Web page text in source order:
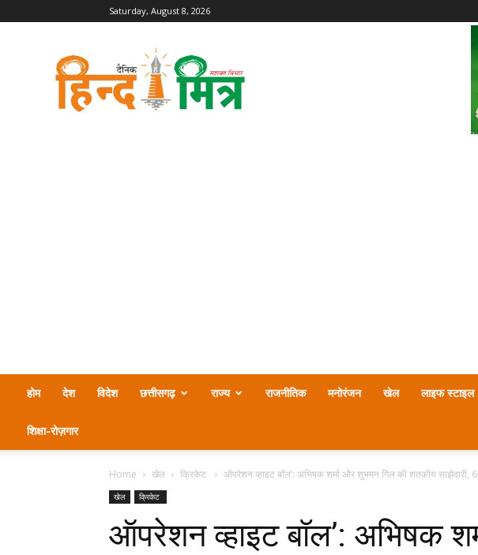
Saturday, August 8, 2026
Dainik
Hind
Mitra
होम देश विदेश छत्तीसगढ़ राज्य राजनीतिक मनोरंजन खेल लाइफ स्टाइल
शिक्षा-रोज़गार
Home खेल क्रिकेट ऑपरेशन व्हाइट बॉल’: अभिषक शर्मा और शुभमन गिल की शतकीय साझेदारी,
खेल क्रिकेट
ऑपरेशन व्हाइट बॉल’: अभिषक